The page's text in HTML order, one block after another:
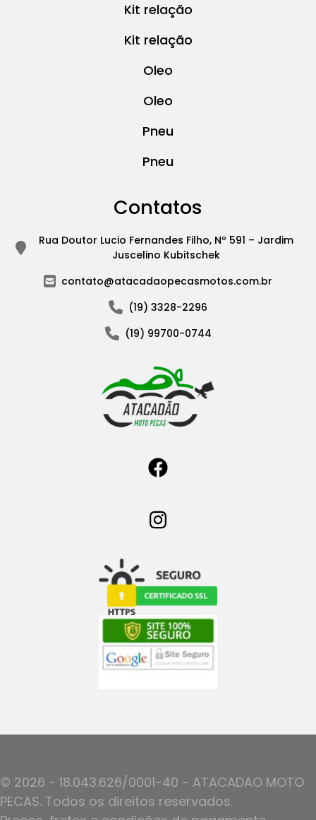
Kit relação
Kit relação
Oleo
Oleo
Pneu
Pneu
Contatos
Rua Doutor Lucio Fernandes Filho, Nº 591 – Jardim
Juscelino Kubitschek
contato@atacadaopecasmotos.com.br
(19) 3328-2296
(19) 99700-0744
© 2026 - 18.043.626/0001-40 - ATACADAO MOTO
PECAS. Todos os direitos reservados.